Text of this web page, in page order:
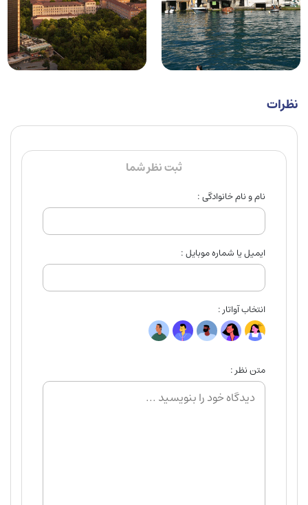
نظرات
ثبت نظر شما
نام و نام خانوادگی :
ایمیل یا شماره موبایل :
انتخاب آواتار :
متن نظر :